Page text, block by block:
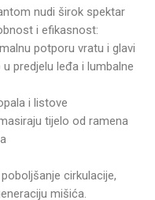
nudi širok spektar
i efikasnost:
potporu vratu i glavi
predjelu leđa i lumbalne
i listove
tijelo od ramena
cirkulacije,
mišića.